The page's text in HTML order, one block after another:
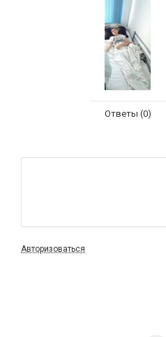
Ответы (0)
Авторизоваться